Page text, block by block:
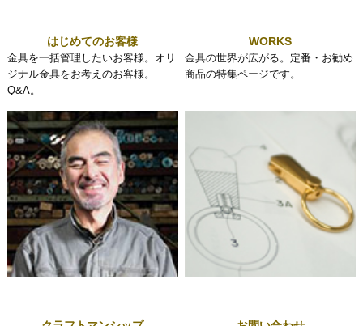
はじめてのお客様
金具を一括管理したいお客様。オリ
ジナル金具をお考えのお客様。
Q&A。
WORKS
金具の世界が広がる。定番・お勧め
商品の特集ページです。